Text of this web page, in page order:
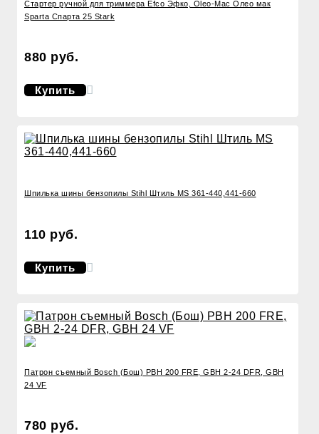
Стартер ручной для триммера Efco Эфко, Oleo-Mac Олео мак
Sparta Спарта 25 Stark
880 руб.
Купить
Шпилька шины бензопилы Stihl Штиль MS 361-440,441-660
110 руб.
Купить
Патрон съемный Bosch (Бош) PBH 200 FRE, GBH 2-24 DFR, GBH
24 VF
780 руб.